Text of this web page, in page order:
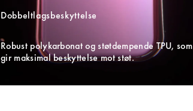
Dobbeltlagsbeskyttelse
Robust polykarbonat og støtdempende TPU, som
gir maksimal beskyttelse mot støt.